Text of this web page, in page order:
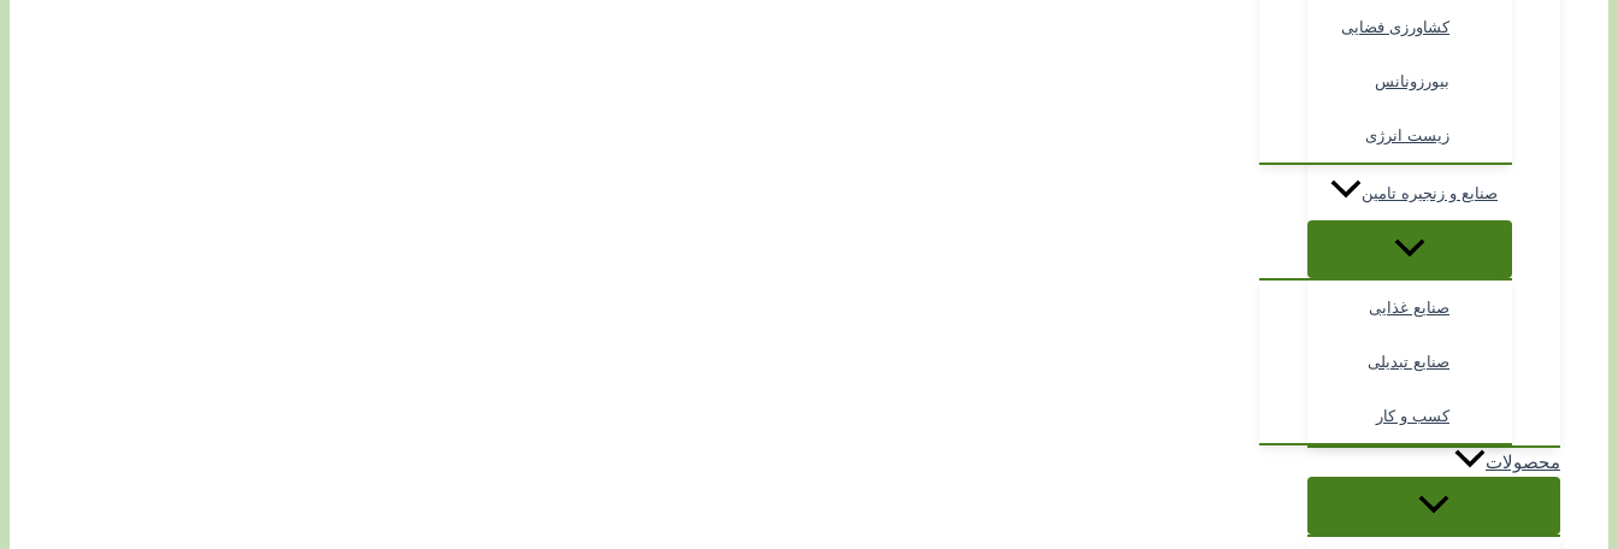
کشاورزی فضایی
بیورزونانس
زیست انرژی
صنایع و زنجیره تامین
صنایع غذایی
صنایع تبدیلی
کسب و کار
محصولات